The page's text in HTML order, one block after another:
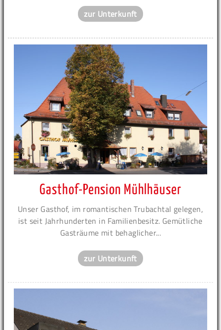
zur Unterkunft
Gasthof-Pension Mühlhäuser
Unser Gasthof, im romantischen Trubachtal gelegen,
ist seit Jahrhunderten in Familienbesitz. Gemütliche
Gasträume mit behaglicher...
zur Unterkunft